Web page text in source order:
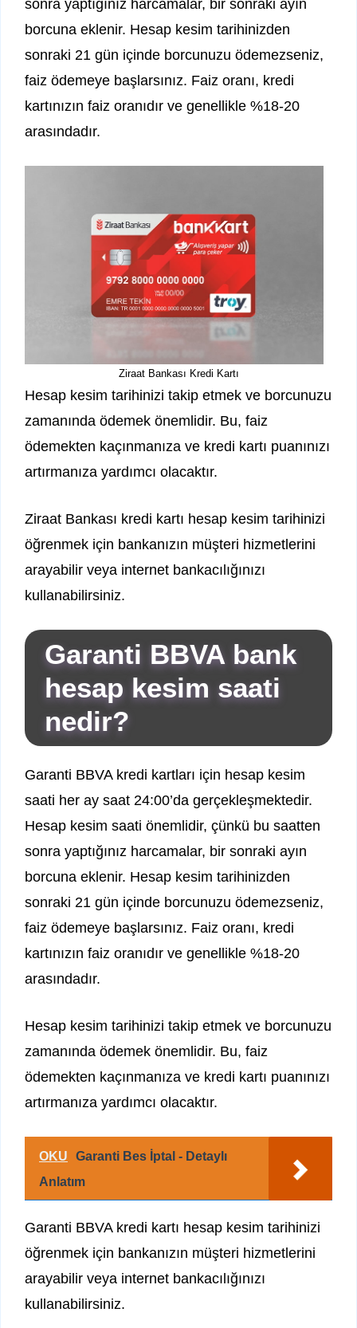
sonra yaptığınız harcamalar, bir sonraki ayın
borcuna eklenir. Hesap kesim tarihinizden
sonraki 21 gün içinde borcunuzu ödemezseniz,
faiz ödemeye başlarsınız. Faiz oranı, kredi
kartınızın faiz oranıdır ve genellikle %18-20
arasındadır.
Ziraat Bankası Kredi Kartı
Hesap kesim tarihinizi takip etmek ve borcunuzu
zamanında ödemek önemlidir. Bu, faiz
ödemekten kaçınmanıza ve kredi kartı puanınızı
artırmanıza yardımcı olacaktır.
Ziraat Bankası kredi kartı hesap kesim tarihinizi
öğrenmek için bankanızın müşteri hizmetlerini
arayabilir veya internet bankacılığınızı
kullanabilirsiniz.
Garanti BBVA bank
hesap kesim saati
nedir?
Garanti BBVA kredi kartları için hesap kesim
saati her ay saat 24:00’da gerçekleşmektedir.
Hesap kesim saati önemlidir, çünkü bu saatten
sonra yaptığınız harcamalar, bir sonraki ayın
borcuna eklenir. Hesap kesim tarihinizden
sonraki 21 gün içinde borcunuzu ödemezseniz,
faiz ödemeye başlarsınız. Faiz oranı, kredi
kartınızın faiz oranıdır ve genellikle %18-20
arasındadır.
Hesap kesim tarihinizi takip etmek ve borcunuzu
zamanında ödemek önemlidir. Bu, faiz
ödemekten kaçınmanıza ve kredi kartı puanınızı
artırmanıza yardımcı olacaktır.
OKU
Garanti Bes İptal - Detaylı
Anlatım
Garanti BBVA kredi kartı hesap kesim tarihinizi
öğrenmek için bankanızın müşteri hizmetlerini
arayabilir veya internet bankacılığınızı
kullanabilirsiniz.